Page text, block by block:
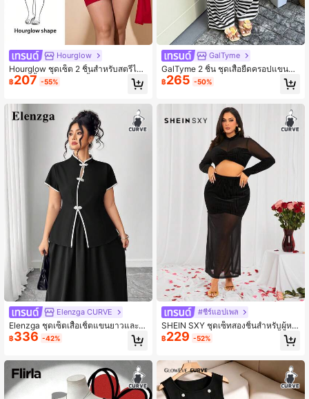
Hourglow
Hourglow ชุดเซ็ต 2 ชิ้นสำหรับสตรีไซส์
ใหญ่: เสื้อคอปกเฉียงสีพื้นและกระโปรง,
ปีใหม่/วันวาเลนไทน์ปี 2026, สำหรับรูป
฿207 -55%
Elenzga CURVE
Elenzga ชุดเซ็ตเสื้อเชิ้ตแขนยาวและก
ระโปรง ทรงพลัสไซส์ ทรงสวยหรู ใส่ทำง
าน เล่นสีตัดขอบ ติดกระดุม 2 ชิ้น
฿336 -42%
GalTyme
GalTyme 2 ชิ้น ชุดเสื้อยืดครอปแขนสั้น
พิมพ์ลายทางสีขาวดำและกางเกงขาบา
นสำหรับผู้หญิงพลัสไซส์ สำหรับวันหยุด
฿265 -50%
#ชีร์แอปเพล
SHEIN SXY ชุดเซ็ทสองชิ้นสำหรับผู้หญิ
งไซส์ใหญ่ สำหรับวันวาเลนไทน์ เสื้อแข
นสั้นผ้าตาข่ายและกระโปรงผ้าตาข่ายไ
กิด, งานแต่งงานเพื่อน, งานปาร์ตี้, งานเ
ลี้ยง, ไปเที่ยวกับคู่รัก, เรียบหรู, เบาๆ, ไป
ช้อปปิ้ง, ใส่เที่ยวข้างนอก, ดูเซ็กซี่, จับคู่
ง่าย, ช่วยเน้นรูปร่าง, เข้ากับทุกรูปร่าง
฿229 -52%